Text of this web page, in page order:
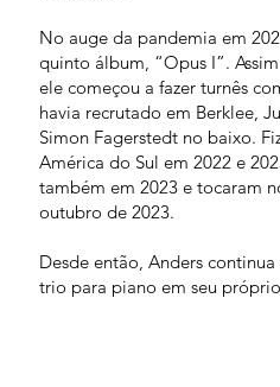
No auge da pandemia em
quinto álbum, “Opus I”.
ele começou a fazer turnês
havia recrutado em Berklee,
Simon Fagerstedt no baixo.
América do Sul em 2022 e
também em 2023 e tocaram
outubro de 2023.
Desde então, Anders
trio para piano em seu